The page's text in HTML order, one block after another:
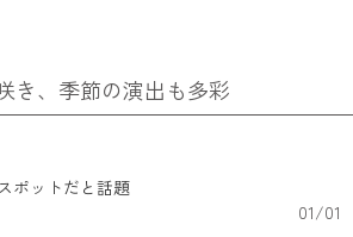
き、季節の演出も多彩
ポットだと話題
01/01